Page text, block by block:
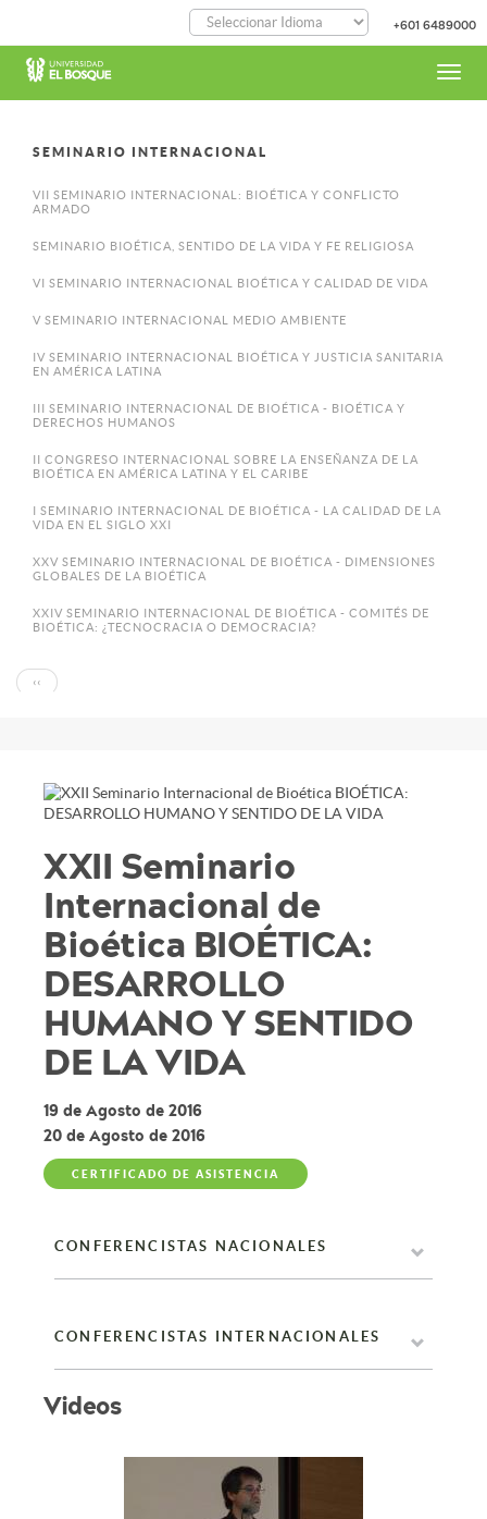
contenido
principal
+601 6489000
SEMINARIO INTERNACIONAL
VII SEMINARIO INTERNACIONAL: BIOÉTICA Y CONFLICTO
ARMADO
SEMINARIO BIOÉTICA, SENTIDO DE LA VIDA Y FE RELIGIOSA
VI SEMINARIO INTERNACIONAL BIOÉTICA Y CALIDAD DE VIDA
V SEMINARIO INTERNACIONAL MEDIO AMBIENTE
IV SEMINARIO INTERNACIONAL BIOÉTICA Y JUSTICIA SANITARIA
EN AMÉRICA LATINA
III SEMINARIO INTERNACIONAL DE BIOÉTICA - BIOÉTICA Y
DERECHOS HUMANOS
II CONGRESO INTERNACIONAL SOBRE LA ENSEÑANZA DE LA
BIOÉTICA EN AMÉRICA LATINA Y EL CARIBE
I SEMINARIO INTERNACIONAL DE BIOÉTICA - LA CALIDAD DE LA
VIDA EN EL SIGLO XXI
XXV SEMINARIO INTERNACIONAL DE BIOÉTICA - DIMENSIONES
GLOBALES DE LA BIOÉTICA
XXIV SEMINARIO INTERNACIONAL DE BIOÉTICA - COMITÉS DE
BIOÉTICA: ¿TECNOCRACIA O DEMOCRACIA?
Paginación
PÁGINA
ANTERIOR
‹‹
XXII Seminario
Internacional de
Bioética BIOÉTICA:
DESARROLLO
HUMANO Y SENTIDO
DE LA VIDA
19 de Agosto de 2016
20 de Agosto de 2016
CERTIFICADO DE ASISTENCIA
CONFERENCISTAS NACIONALES
CONFERENCISTAS INTERNACIONALES
Videos